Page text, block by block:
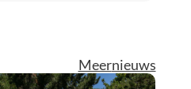
Meernieuws